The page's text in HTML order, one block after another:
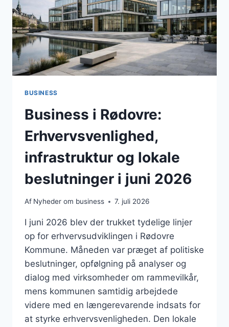
BUSINESS
Business i Rødovre:
Erhvervsvenlighed,
infrastruktur og lokale
beslutninger i juni 2026
Af Nyheder om business 7. juli 2026
I juni 2026 blev der trukket tydelige linjer
op for erhvervsudviklingen i Rødovre
Kommune. Måneden var præget af politiske
beslutninger, opfølgning på analyser og
dialog med virksomheder om rammevilkår,
mens kommunen samtidig arbejdede
videre med en længerevarende indsats for
at styrke erhvervsvenligheden. Den lokale